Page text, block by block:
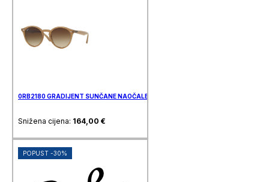
0RB2180 GRADIJENT SUNČANE NAOČALE RAY BAN
Snižena cijena: 164,00 €
POPUST -30%